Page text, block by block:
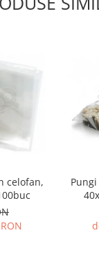
celofan,